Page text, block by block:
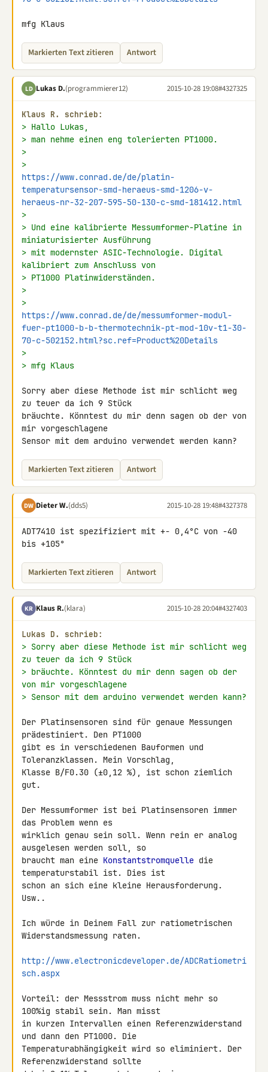
mfg Klaus
Markierten Text zitieren Antwort
LD Lukas D.(programmierer12) 2015-10-28 19:08#4327325
Klaus R. schrieb:
> Hallo Lukas,
> man nehme einen eng tolerierten PT1000.
>
>
https://www.conrad.de/de/platin-
temperatursensor-smd-heraeus-smd-1206-v-
heraeus-nr-32-207-595-50-130-c-smd-181412.html
>
> Und eine kalibrierte Messumformer-Platine in
miniaturisierter Ausführung
> mit modernster ASIC-Technologie. Digital
kalibriert zum Anschluss von
> PT1000 Platinwiderständen.
>
>
https://www.conrad.de/de/messumformer-modul-
fuer-pt1000-b-b-thermotechnik-pt-mod-10v-t1-30-
70-c-502152.html?sc.ref=Product%20Details
>
> mfg Klaus
Sorry aber diese Methode ist mir schlicht weg
zu teuer da ich 9 Stück
bräuchte. Könntest du mir denn sagen ob der von
mir vorgeschlagene
Sensor mit dem arduino verwendet werden kann?
Markierten Text zitieren Antwort
DW Dieter W.(dds5) 2015-10-28 19:48#4327378
ADT7410 ist spezifiziert mit +- 0,4°C von -40
bis +105°
Markierten Text zitieren Antwort
KR Klaus R.(klara) 2015-10-28 20:04#4327403
Lukas D. schrieb:
> Sorry aber diese Methode ist mir schlicht weg
zu teuer da ich 9 Stück
> bräuchte. Könntest du mir denn sagen ob der
von mir vorgeschlagene
> Sensor mit dem arduino verwendet werden kann?
Der Platinsensoren sind für genaue Messungen
prädestiniert. Den PT1000
gibt es in verschiedenen Bauformen und
Toleranzklassen. Mein Vorschlag,
Klasse B/F0.30 (±0,12 %), ist schon ziemlich
gut.
Der Messumformer ist bei Platinsensoren immer
das Problem wenn es
wirklich genau sein soll. Wenn rein er analog
ausgelesen werden soll, so
braucht man eine Konstantstromquelle die
temperaturstabil ist. Dies ist
schon an sich eine kleine Herausforderung.
Usw..
Ich würde in Deinem Fall zur ratiometrischen
Widerstandsmessung raten.
http://www.electronicdeveloper.de/ADCRatiometri
sch.aspx
Vorteil: der Messstrom muss nicht mehr so
100%ig stabil sein. Man misst
in kurzen Intervallen einen Referenzwiderstand
und dann den PT1000. Die
Temperaturabhängigkeit wird so eliminiert. Der
Referenzwiderstand sollte